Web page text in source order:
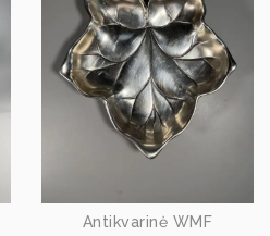
Antikvarinė WMF